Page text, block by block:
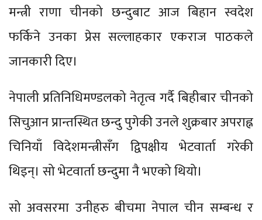
मन्त्री राणा चीनको छन्दुबाट आज बिहान स्वदेश
फर्किने उनका प्रेस सल्लाहकार एकराज पाठकले
जानकारी दिए।
नेपाली प्रतिनिधिमण्डलको नेतृत्व गर्दै बिहीबार चीनको
सिचुआन प्रान्तस्थित छन्दु पुगेकी उनले शुक्रबार अपराह्न
चिनियाँ विदेशमन्त्रीसँग द्विपक्षीय भेटवार्ता गरेकी
थिइन्। सो भेटवार्ता छन्दुमा नै भएको थियो।
सो अवसरमा उनीहरु बीचमा नेपाल चीन सम्बन्ध र